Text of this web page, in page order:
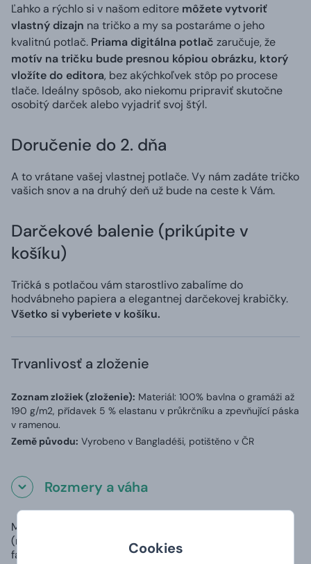
Cookies
Ľahko a rýchlo si v našom editore môžete vytvoriť
vlastný dizajn na tričko a my sa postaráme o jeho
kvalitnú potlač. Priama digitálna potlač zaručuje, že
motív na tričku bude presnou kópiou obrázku, ktorý
vložíte do editora, bez akýchkoľvek stôp po procese
tlače. Ideálny spôsob, ako niekomu pripraviť skutočne
osobitý darček alebo vyjadriť svoj štýl.
Doručenie do 2. dňa
A to vrátane vašej vlastnej potlače. Vy nám zadáte tričko
vašich snov a na druhý deň už bude na ceste k Vám.
Darčekové balenie (prikúpite v
košíku)
Tričká s potlačou vám starostlivo zabalíme do
hodvábneho papiera a elegantnej darčekovej krabičky.
Všetko si vyberiete v košíku.
Trvanlivosť a zloženie
Zoznam zložiek (zloženie): Materiál: 100% bavlna o gramáži až
190 g/m2, přídavek 5 % elastanu v průkrčníku a zpevňující páska
v ramenou.
Země původu: Vyrobeno v Bangladéši, potištěno v ČR
Rozmery a váha
Materiál
(rozdielny u šedej
farby):
bavlna, priekrčník s 5 % elastanu